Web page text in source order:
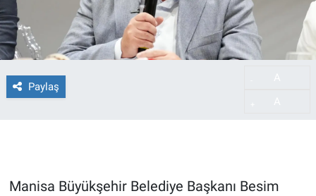
Paylaş
Manisa Büyükşehir Belediye Başkanı Besim